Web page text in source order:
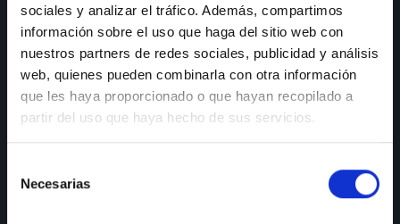
sociales y analizar el tráfico. Además, compartimos
información sobre el uso que haga del sitio web con
nuestros partners de redes sociales, publicidad y análisis
web, quienes pueden combinarla con otra información
que les haya proporcionado o que hayan recopilado a
partir del uso que haya hecho de sus servicios.
Necesarias
E-mail: info@nectali.com
SHOWROOM
Timanfaya, 15, 17 y 19
28970 Humanes de Madrid
Lunes a viernes: